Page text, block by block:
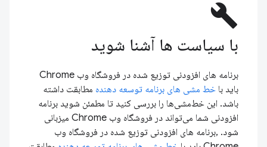
build
با سیاست ها آشنا شوید
برنامه های افزودنی توزیع شده در فروشگاه وب Chrome
باید با خط مشی های برنامه توسعه دهنده مطابقت داشته
باشد. این خط‌مشی‌ها را بررسی کنید تا مطمئن شوید برنامه
افزودنی شما می‌تواند در فروشگاه وب Chrome میزبانی
شود. ,برنامه های افزودنی توزیع شده در فروشگاه وب